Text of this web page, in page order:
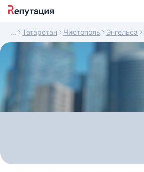
Татарстан Чистополь Энгельса